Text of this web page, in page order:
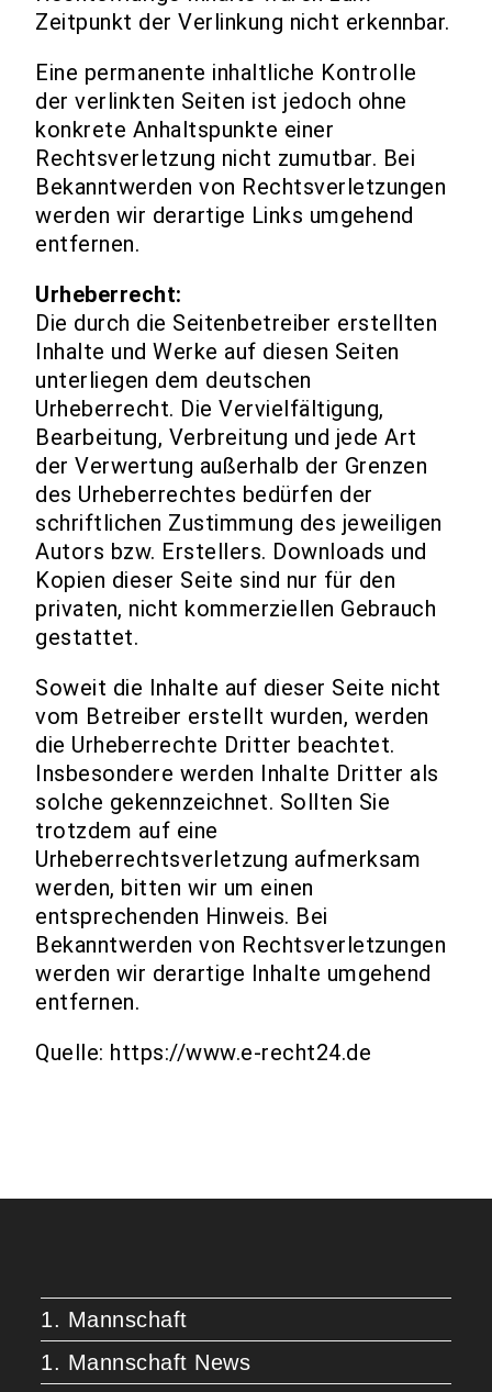
Zeitpunkt der Verlinkung nicht erkennbar.
Eine permanente inhaltliche Kontrolle
der verlinkten Seiten ist jedoch ohne
konkrete Anhaltspunkte einer
Rechtsverletzung nicht zumutbar. Bei
Bekanntwerden von Rechtsverletzungen
werden wir derartige Links umgehend
entfernen.
Urheberrecht:
Die durch die Seitenbetreiber erstellten
Inhalte und Werke auf diesen Seiten
unterliegen dem deutschen
Urheberrecht. Die Vervielfältigung,
Bearbeitung, Verbreitung und jede Art
der Verwertung außerhalb der Grenzen
des Urheberrechtes bedürfen der
schriftlichen Zustimmung des jeweiligen
Autors bzw. Erstellers. Downloads und
Kopien dieser Seite sind nur für den
privaten, nicht kommerziellen Gebrauch
gestattet.
Soweit die Inhalte auf dieser Seite nicht
vom Betreiber erstellt wurden, werden
die Urheberrechte Dritter beachtet.
Insbesondere werden Inhalte Dritter als
solche gekennzeichnet. Sollten Sie
trotzdem auf eine
Urheberrechtsverletzung aufmerksam
werden, bitten wir um einen
entsprechenden Hinweis. Bei
Bekanntwerden von Rechtsverletzungen
werden wir derartige Inhalte umgehend
entfernen.
Quelle: https://www.e-recht24.de
1. Mannschaft
1. Mannschaft News